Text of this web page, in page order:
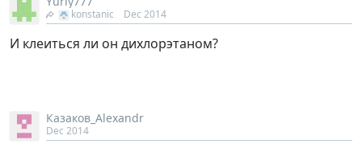
konstanic Dec 2014
И клеиться ли он дихлорэтаном?
Казаков_Alexandr
Dec 2014